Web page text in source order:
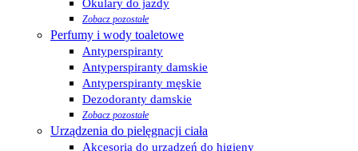
Okulary do jazdy
Zobacz pozostałe
Perfumy i wody toaletowe
Antyperspiranty
Antyperspiranty damskie
Antyperspiranty męskie
Dezodoranty damskie
Zobacz pozostałe
Urządzenia do pielęgnacji ciała
Akcesoria do urządzeń do higieny